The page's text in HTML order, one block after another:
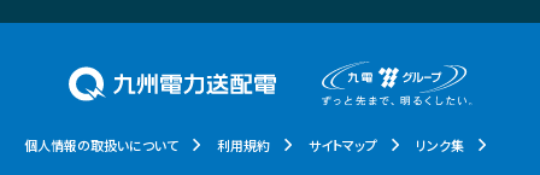
個人情報の取扱いについて 利用規約 サイトマップ リンク集